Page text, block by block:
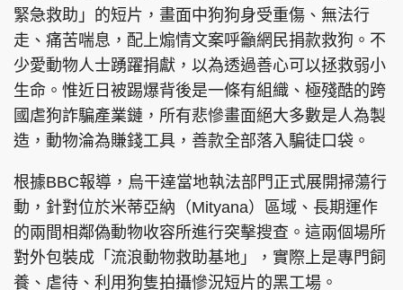
緊急救助」的短片，畫面中狗狗身受重傷、無法行
走、痛苦喘息，配上煽情文案呼籲網民捐款救狗。不
少愛動物人士踴躍捐獻，以為透過善心可以拯救弱小
生命。惟近日被踢爆背後是一條有組織、極殘酷的跨
國虐狗詐騙產業鏈，所有悲慘畫面絕大多數是人為製
造，動物淪為賺錢工具，善款全部落入騙徒口袋。
根據BBC報導，烏干達當地執法部門正式展開掃蕩行
動，針對位於米蒂亞納（Mityana）區域、長期運作
的兩間相鄰偽動物收容所進行突擊搜查。這兩個場所
對外包裝成「流浪動物救助基地」，實際上是專門飼
養、虐待、利用狗隻拍攝慘況短片的黑工場。